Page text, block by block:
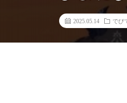
2025.05.14 でび